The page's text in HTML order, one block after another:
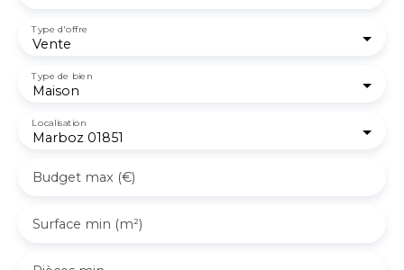
Vente
Type d'offre
Maison
Type de bien
Marboz 01851
Localisation
Budget max (€)
Surface min (m²)